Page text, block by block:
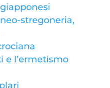
stregoneria,
e l’ermetismo